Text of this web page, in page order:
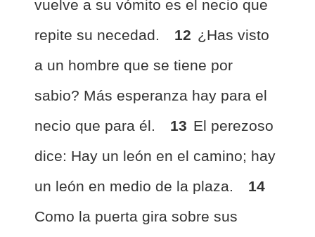
vuelve a su vómito es el necio que
repite su necedad.
12 ¿Has visto
a un hombre que se tiene por
sabio? Más esperanza hay para el
necio que para él.
13 El perezoso
dice: Hay un león en el camino; hay
un león en medio de la plaza.
14
Como la puerta gira sobre sus